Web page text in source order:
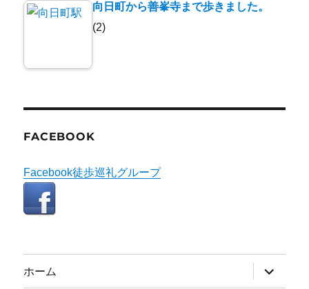
向日町から善峯寺まで歩きました。
(2)
FACEBOOK
Facebook徒歩巡礼グループ
ホーム
ブ